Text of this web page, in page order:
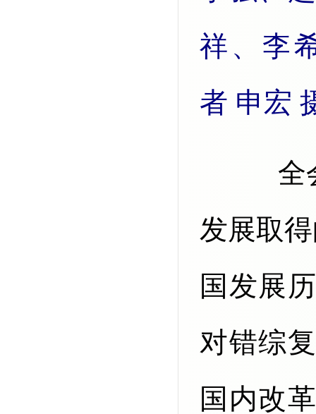
祥、李
者 申宏
全会高度评价“十四五”时期我国
发展取
国发展
对错综
国内改